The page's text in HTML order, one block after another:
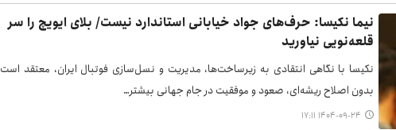
نیما نکیسا: حرف‌های جواد خیابانی استاندارد نیست/ بلای ایویچ را سر
قلعه‌نویی نیاورید
نکیسا با نگاهی انتقادی به زیرساخت‌ها، مدیریت و نسل‌سازی فوتبال ایران، معتقد است
بدون اصلاح ریشه‌ای، صعود و موفقیت در جام جهانی بیشتر…
۱۴۰۴-۰۹-۲۴ ۱۷:۱۱